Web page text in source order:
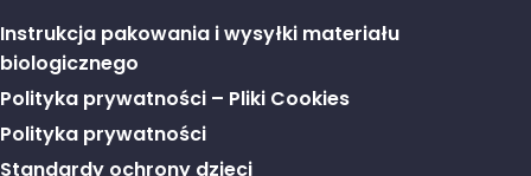
Instrukcja pakowania i wysyłki materiału
biologicznego
Polityka prywatności – Pliki Cookies
Polityka prywatności
Standardy ochrony dzieci